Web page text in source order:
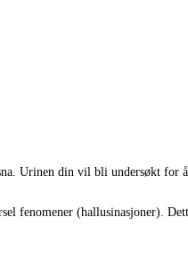
Urinen din vil bli undersøkt for
fenomener (hallusinasjoner).